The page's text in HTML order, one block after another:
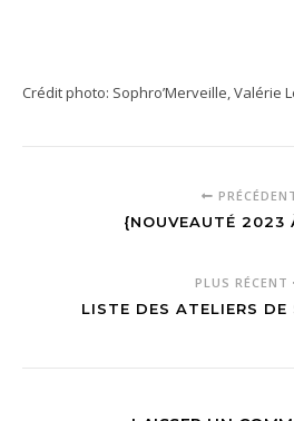
Crédit photo: Sophro’Merveille, Valérie
{NOUVEAUTÉ 2023
PLUS RÉCENT
LISTE DES ATELIERS DE